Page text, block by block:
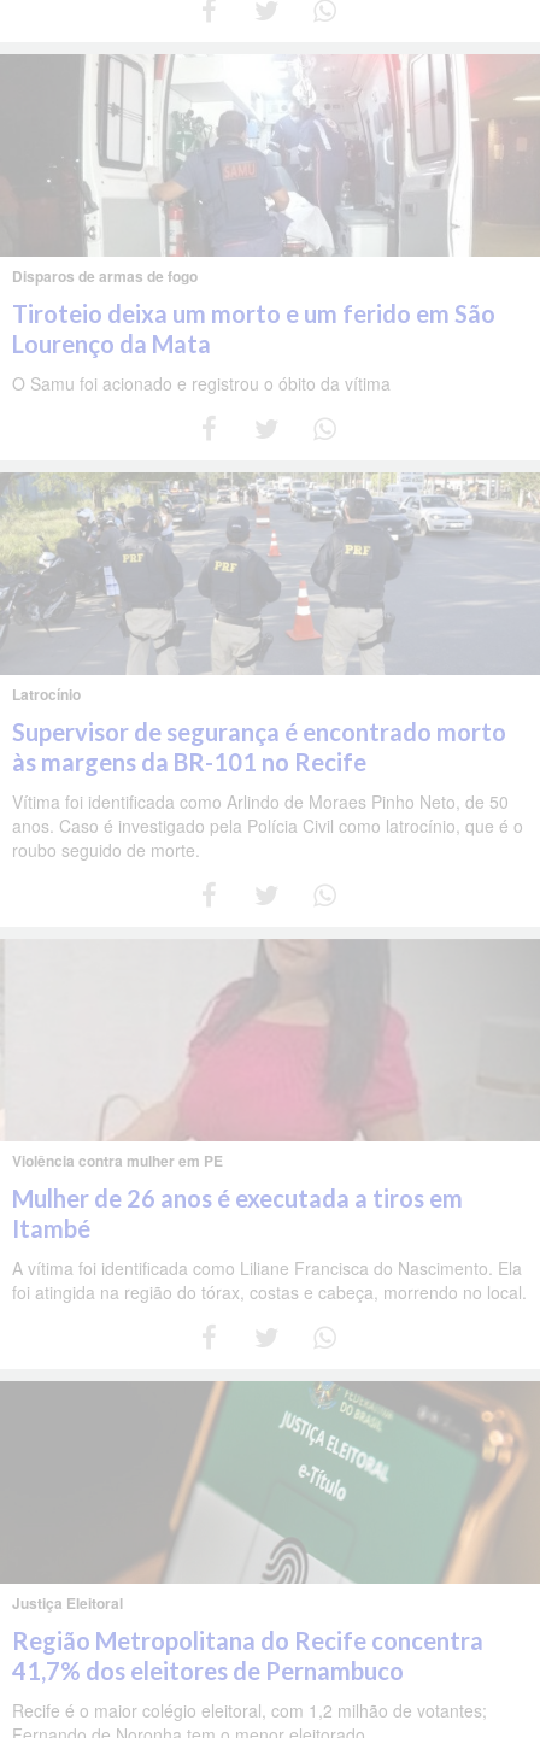
Disparos de armas de fogo
Tiroteio deixa um morto e um ferido em São
Lourenço da Mata
O Samu foi acionado e registrou o óbito da vítima
Latrocínio
Supervisor de segurança é encontrado morto
às margens da BR-101 no Recife
Vítima foi identificada como Arlindo de Moraes Pinho Neto, de 50
anos. Caso é investigado pela Polícia Civil como latrocínio, que é o
roubo seguido de morte.
Violência contra mulher em PE
Mulher de 26 anos é executada a tiros em
Itambé
A vítima foi identificada como Liliane Francisca do Nascimento. Ela
foi atingida na região do tórax, costas e cabeça, morrendo no local.
Justiça Eleitoral
Região Metropolitana do Recife concentra
41,7% dos eleitores de Pernambuco
Recife é o maior colégio eleitoral, com 1,2 milhão de votantes;